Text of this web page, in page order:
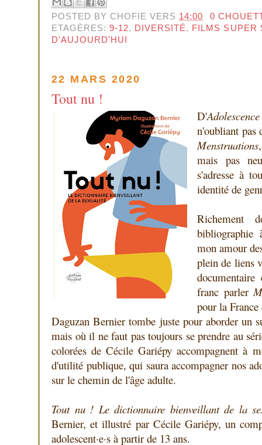
POSTED BY CHOFIE VERS 14:00
0
ETAGÈRES:9-12, DIVERSITÉ, FILMS SUPER
D'AUJOURD'HUI
22 MARS 2020
Tout nu !
D'Adolescence
n'oubliant pas
Menstruations
mais pas
s'adresse à
identité de
Richement
bibliographie
mon amour
plein de liens
franc parler
pour la
Daguzan Bernier tombe juste pour aborder un
mais où il ne faut pas toujours se prendre au
colorées de Cécile Gariépy accompagnent à
d'utilité publique, qui saura accompagner nos
sur le chemin de l'âge adulte.
Tout nu ! Le dictionnaire bienveillant de la
Bernier, et illustré par Cécile Gariépy, un
adolescent·e·s à partir de 13 ans.